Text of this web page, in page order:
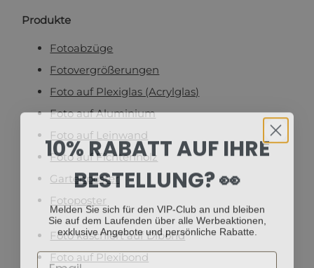
Produkte
Fotoabzüge
Fotovergrößerungen
Foto auf Plexiglas (Acrylglas)
Foto auf Aluminium
Foto auf Leinwand
Foto auf Fichtenholz
Gartenposter
Fotoposter
Foto kaschiert auf Dibond
Foto auf Plexibond
10% RABATT AUF IHRE
BESTELLUNG? 👀
Melden Sie sich für den VIP-Club an und bleiben
Sie auf dem Laufenden über alle Werbeaktionen,
exklusive Angebote und persönliche Rabatte.